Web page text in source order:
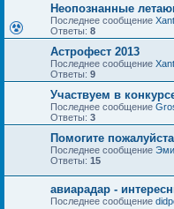
Неопознанные
Последнее сообщение
Ответы: 8
Астрофест 2013
Последнее сообщение
Ответы: 9
Участвуем в
Последнее сообщение
Ответы: 3
Помогите
Последнее сообщение
Ответы: 15
авиарадар -
Последнее сообщение